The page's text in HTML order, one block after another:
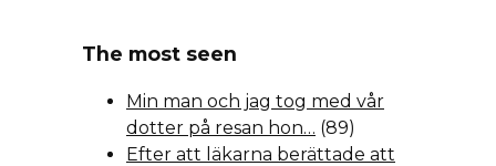
The most seen
Min man och jag tog med vår
dotter på resan hon… (89)
Efter att läkarna berättade att